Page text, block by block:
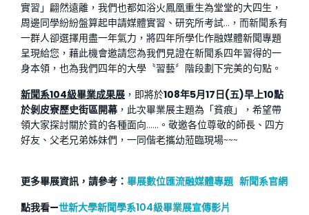
實習」翩然遠離，我們也都如浴火鳳凰重生為堂堂的大四生，
周邊同學紛紛盤算起申請媒體實習、研究所考試…，而新聞系有
一群人卻選擇用盡一年氣力，將四年所學化作融媒體新聞專題
呈現給您，藉此機會邀請您為我們見證在新聞系四年習得的一
身本領，也為我們四年的大學〝習藝〞階段劃下完美的句點。
新聞系104級畢業成果展 ，即將於108年5月17日(五)早上10點
於剝皮寮歷史街區開幕 ，此次畢業展主題為「貧痕」，希望帶
領大家探討關於貧的各種面向……。敬邀各位尊敬的師長、四方
好友、父老兄弟姊妹們，一同偕老攜幼蒞臨現場~~~
更多畢展資訊，請參考： 畢展數位匯流融媒體專題 新聞系官網
點我看—世新大學新聞學系104級畢業展宣傳影片